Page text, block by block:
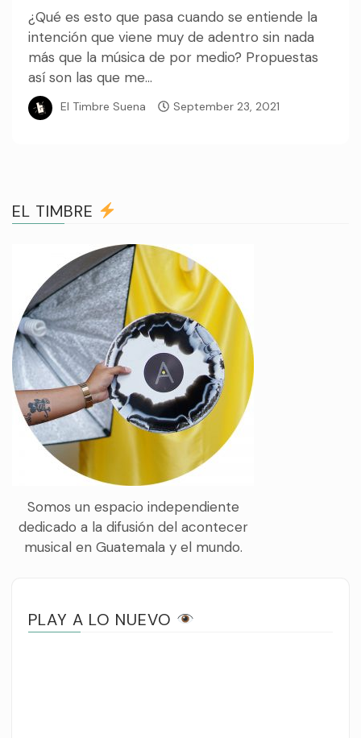
¿Qué es esto que pasa cuando se entiende la
intención que viene muy de adentro sin nada
más que la música de por medio? Propuestas
así son las que me...
El Timbre Suena September 23, 2021
EL TIMBRE
Somos un espacio independiente
dedicado a la difusión del acontecer
musical en Guatemala y el mundo.
PLAY A LO NUEVO